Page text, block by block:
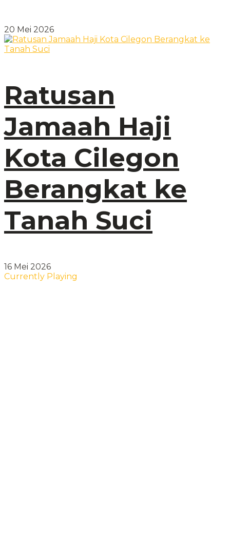
20 Mei 2026
Ratusan
Jamaah Haji
Kota Cilegon
Berangkat ke
Tanah Suci
16 Mei 2026
Currently Playing